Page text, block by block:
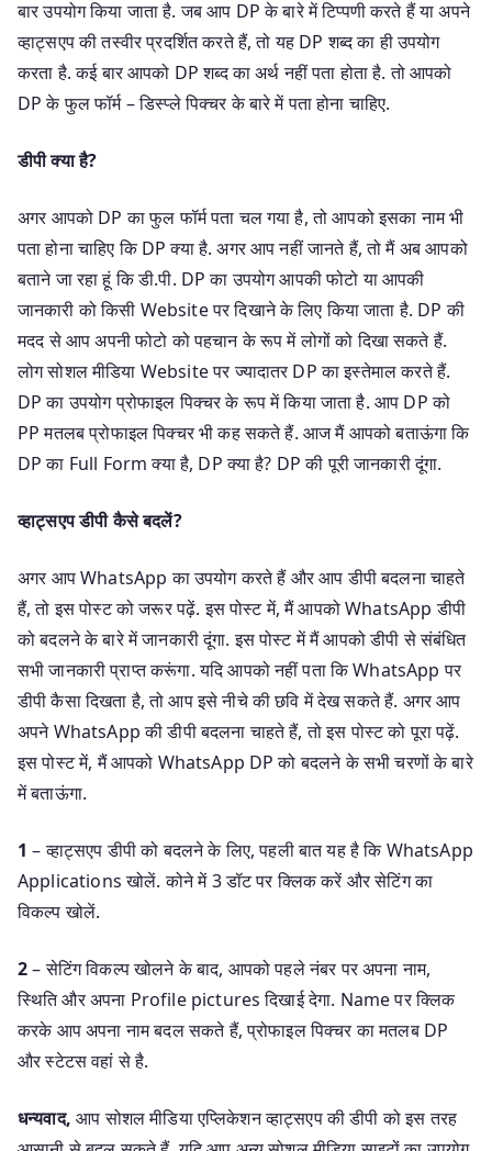
बार उपयोग किया जाता है. जब आप DP के बारे में टिप्पणी करते हैं या अपने
व्हाट्सएप की तस्वीर प्रदर्शित करते हैं, तो यह DP शब्द का ही उपयोग
करता है. कई बार आपको DP शब्द का अर्थ नहीं पता होता है. तो आपको
DP के फुल फॉर्म – डिस्प्ले पिक्चर के बारे में पता होना चाहिए.
डीपी क्या है?
अगर आपको DP का फुल फॉर्म पता चल गया है, तो आपको इसका नाम भी
पता होना चाहिए कि DP क्या है. अगर आप नहीं जानते हैं, तो मैं अब आपको
बताने जा रहा हूं कि डी.पी. DP का उपयोग आपकी फोटो या आपकी
जानकारी को किसी Website पर दिखाने के लिए किया जाता है. DP की
मदद से आप अपनी फोटो को पहचान के रूप में लोगों को दिखा सकते हैं.
लोग सोशल मीडिया Website पर ज्यादातर DP का इस्तेमाल करते हैं.
DP का उपयोग प्रोफाइल पिक्चर के रूप में किया जाता है. आप DP को
PP मतलब प्रोफाइल पिक्चर भी कह सकते हैं. आज मैं आपको बताऊंगा कि
DP का Full Form क्या है, DP क्या है? DP की पूरी जानकारी दूंगा.
व्हाट्सएप डीपी कैसे बदलें?
अगर आप WhatsApp का उपयोग करते हैं और आप डीपी बदलना चाहते
हैं, तो इस पोस्ट को जरूर पढ़ें. इस पोस्ट में, मैं आपको WhatsApp डीपी
को बदलने के बारे में जानकारी दूंगा. इस पोस्ट में मैं आपको डीपी से संबंधित
सभी जानकारी प्राप्त करूंगा. यदि आपको नहीं पता कि WhatsApp पर
डीपी कैसा दिखता है, तो आप इसे नीचे की छवि में देख सकते हैं. अगर आप
अपने WhatsApp की डीपी बदलना चाहते हैं, तो इस पोस्ट को पूरा पढ़ें.
इस पोस्ट में, मैं आपको WhatsApp DP को बदलने के सभी चरणों के बारे
में बताऊंगा.
1 – व्हाट्सएप डीपी को बदलने के लिए, पहली बात यह है कि WhatsApp
Applications खोलें. कोने में 3 डॉट पर क्लिक करें और सेटिंग का
विकल्प खोलें.
2– सेटिंग विकल्प खोलने के बाद, आपको पहले नंबर पर अपना नाम,
स्थिति और अपना Profile pictures दिखाई देगा. Name पर क्लिक
करके आप अपना नाम बदल सकते हैं, प्रोफाइल पिक्चर का मतलब DP
और स्टेटस वहां से है.
धन्यवाद, आप सोशल मीडिया एप्लिकेशन व्हाट्सएप की डीपी को इस तरह